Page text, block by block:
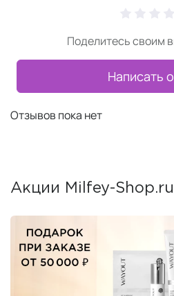
Поделитесь своим
Написать
Отзывов пока нет
Акции Milfey-Shop.ru